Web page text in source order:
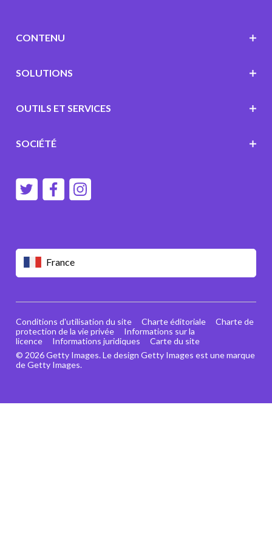
France
CONTENU
SOLUTIONS
OUTILS ET SERVICES
SOCIÉTÉ
© 2026 Getty Images. Le design Getty Images est une marque
de Getty Images.
Conditions d'utilisation du site Charte éditoriale
Charte de
protection de la vie privée
Informations sur la
licence
Informations juridiques Carte du site